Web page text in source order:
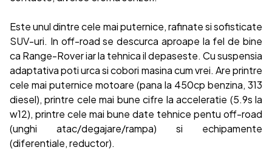
Este unul dintre cele mai puternice, rafinate si sofisticate
SUV-uri. In off-road se descurca aproape la fel de bine
ca Range-Rover iar la tehnica il depaseste. Cu suspensia
adaptativa poti urca si cobori masina cum vrei. Are printre
cele mai puternice motoare (pana la 450cp benzina, 313
diesel), printre cele mai bune cifre la acceleratie (5.9s la
w12), printre cele mai bune date tehnice pentu off-road
(unghi atac/degajare/rampa) si echipamente
(diferentiale, reductor).